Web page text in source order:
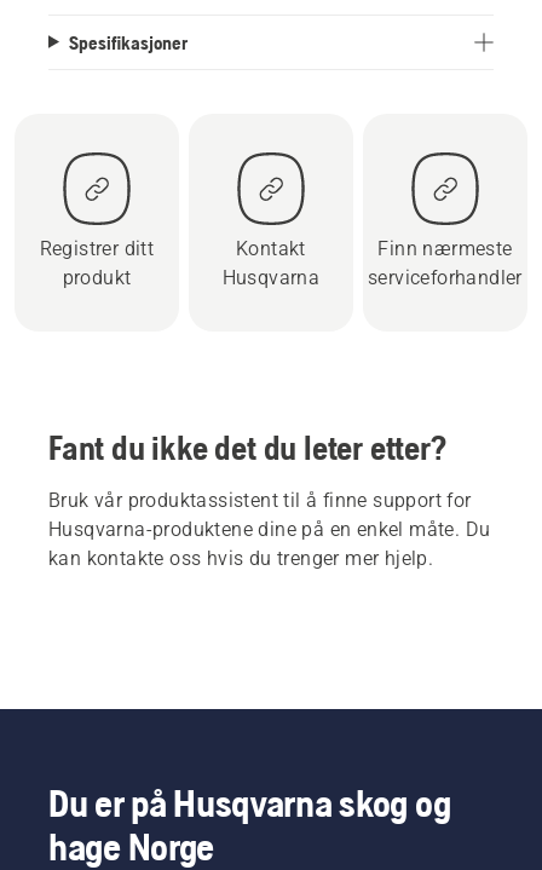
Spesifikasjoner
Registrer ditt
produkt
Kontakt
Husqvarna
Finn nærmeste
serviceforhandler
Fant du ikke det du leter etter?
Bruk vår produktassistent til å finne support for
Husqvarna-produktene dine på en enkel måte. Du
kan kontakte oss hvis du trenger mer hjelp.
Du er på Husqvarna skog og
hage Norge